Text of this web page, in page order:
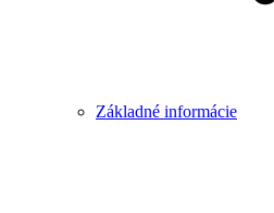
Základné informácie